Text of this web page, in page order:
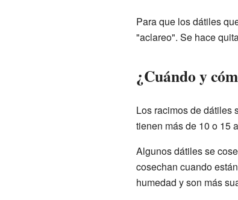
Para que los dátiles
"aclareo". Se hace
¿Cuándo y
Los racimos de dátiles
tienen más de 10 o 15
Algunos dátiles se
cosechan cuando
humedad y son más